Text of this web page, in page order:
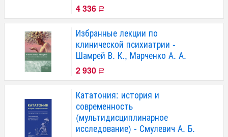
4 336 Р
Избранные лекции по
клинической психиатрии -
Шамрей В. К., Марченко А. А.
2 930 Р
Кататония: история и
современность
(мультидисциплинарное
исследование) - Смулевич А. Б.